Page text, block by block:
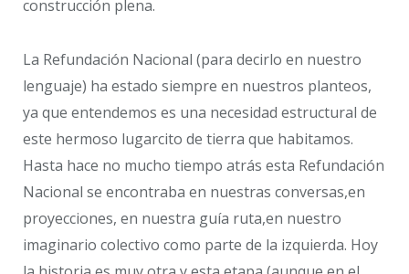
construcción plena.
La Refundación Nacional (para decirlo en nuestro
lenguaje) ha estado siempre en nuestros planteos,
ya que entendemos es una necesidad estructural de
este hermoso lugarcito de tierra que habitamos.
Hasta hace no mucho tiempo atrás esta Refundación
Nacional se encontraba en nuestras conversas,en
proyecciones, en nuestra guía ruta,en nuestro
imaginario colectivo como parte de la izquierda. Hoy